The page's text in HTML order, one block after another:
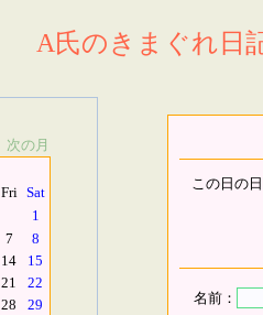
A氏のきまぐれ日
次の月
Fri Sat
1
7
8
14
15
21
22
28
29
この日の
名前：